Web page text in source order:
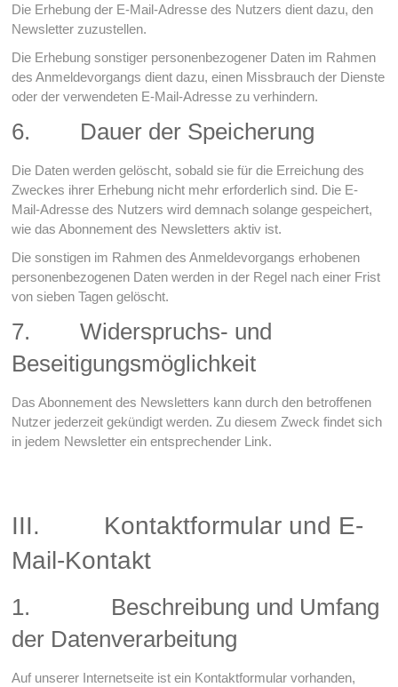
Die Erhebung der E-Mail-Adresse des Nutzers dient dazu, den
Newsletter zuzustellen.
Die Erhebung sonstiger personenbezogener Daten im Rahmen
des Anmeldevorgangs dient dazu, einen Missbrauch der Dienste
oder der verwendeten E-Mail-Adresse zu verhindern.
6. Dauer der Speicherung
Die Daten werden gelöscht, sobald sie für die Erreichung des
Zweckes ihrer Erhebung nicht mehr erforderlich sind. Die E-
Mail-Adresse des Nutzers wird demnach solange gespeichert,
wie das Abonnement des Newsletters aktiv ist.
Die sonstigen im Rahmen des Anmeldevorgangs erhobenen
personenbezogenen Daten werden in der Regel nach einer Frist
von sieben Tagen gelöscht.
7. Widerspruchs- und
Beseitigungsmöglichkeit
Das Abonnement des Newsletters kann durch den betroffenen
Nutzer jederzeit gekündigt werden. Zu diesem Zweck findet sich
in jedem Newsletter ein entsprechender Link.
III. Kontaktformular und E-
Mail-Kontakt
1. Beschreibung und Umfang
der Datenverarbeitung
Auf unserer Internetseite ist ein Kontaktformular vorhanden,